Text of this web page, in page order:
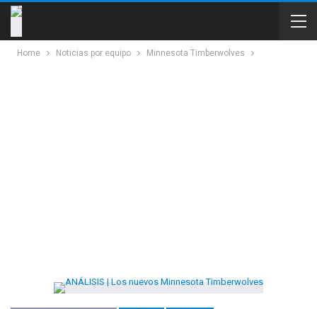
Home Noticias por equipo Minnesota Timberwolves